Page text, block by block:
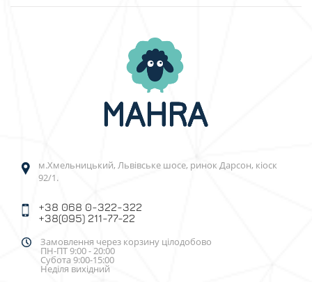
м.Хмельницький, Львівське шосе, ринок Дарсон, кіоск
92/1.
+38 068 0-322-322
+38(095) 211-77-22
Замовлення через корзину цілодобово
ПН-ПТ 9:00 - 20:00
Субота 9:00-15:00
Неділя вихідний